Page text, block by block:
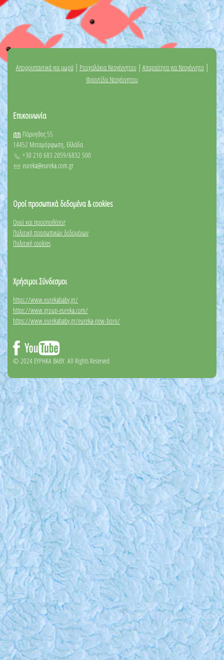
Απορρυπαντικά για μωρά| Ρουχαλάκια Νεογέννητου | Απαραίτητα για Νεογέννητο |
Φροντίδα Νεογέννητου
Επικοινωνία
Πάρνηθος 55
14452 Μεταμόρφωση, Ελλάδα
+30 210 683 2059/6832 500
eureka@eureka.com.gr
Οροί προσωπικά δεδομένα & cookies
Οροί και προϋποθέσεις
Πολιτική προσωπικών δεδομένων
Πολιτική cookies
Χρήσιμοι Σύνδεσμοι
https://www.eurekababy.gr/
https://www.group-eureka.com/
https://www.eurekababy.gr/eureka-new-born/
© 2024 EYΡΗΚΑ BABY. All Rights Reserved